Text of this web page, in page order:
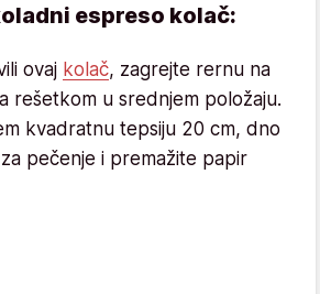
espreso kolač:
ovaj kolač, zagrejte rernu na
rešetkom u srednjem položaju.
kvadratnu tepsiju 20 cm, dno
pečenje i premažite papir